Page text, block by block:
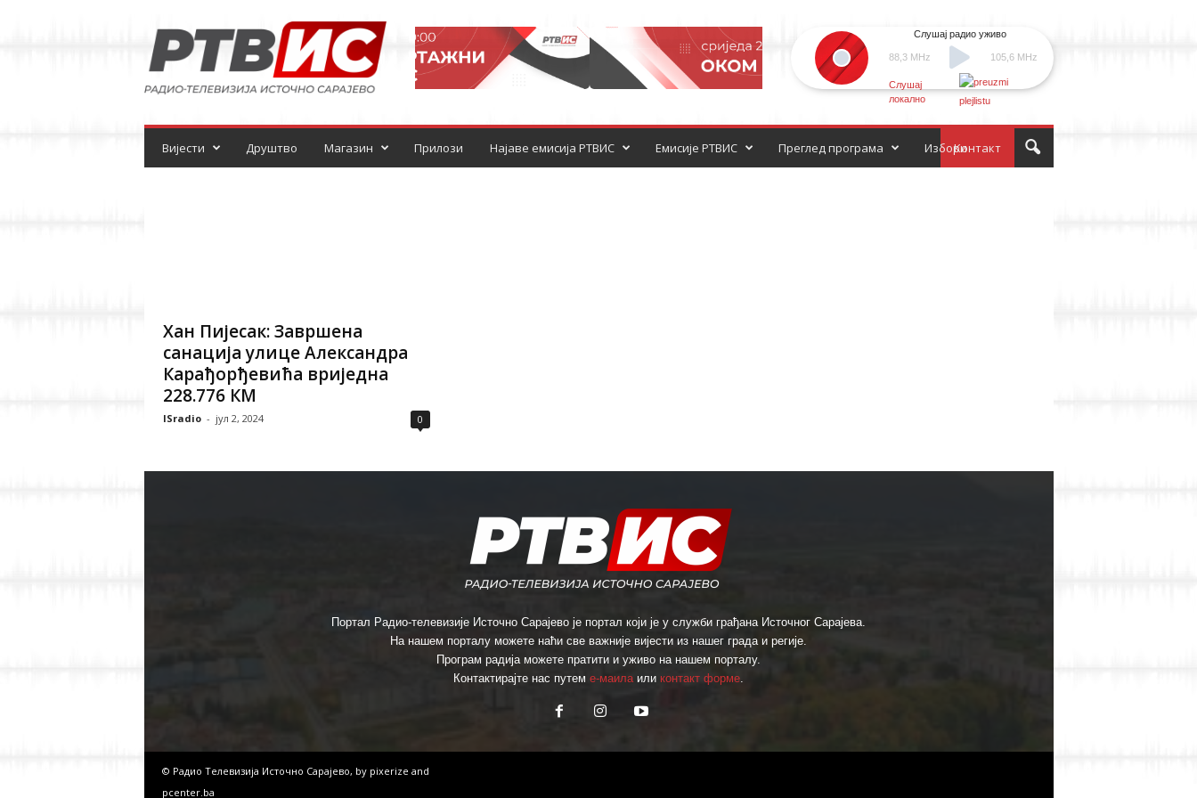
и
о
т
л
88,3 MHz
Слушај радио уживо
105,6 MHz
Слушај
локално
Вијести Друштво Магазин Прилози Најаве емисија РТВИС Емисије РТВИС Контакт
Преглед програма Избори
Хан Пијесак: Завршена
санација улице Александра
Карађорђевића вриједна
228.776 КМ
ISradio - јул 2, 2024 0
Портал Радио-телевизије Источно Сарајево је портал који је у служби грађана Источног Сарајева.
На нашем порталу можете наћи све важније вијести из нашег града и регије.
Програм радија можете пратити и уживо на нашем порталу.
Контактирајте нас путем е-маилаили контакт форме.
© Радио Телевизија Источно Сарајево, by pixerize and
pcenter.ba